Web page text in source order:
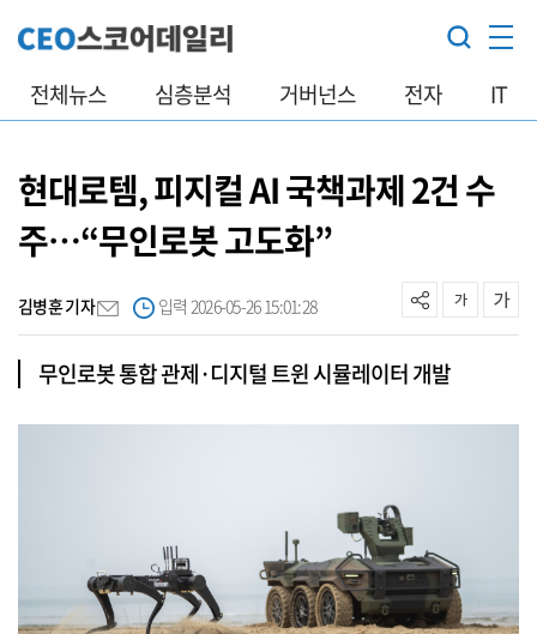
전체뉴스 심층분석 거버넌스 전자 IT
현대로템, 피지컬 AI 국책과제 2건 수
주…“무인로봇 고도화”
김병훈 기자 입력 2026-05-26 15:01:28
무인로봇 통합 관제·디지털 트윈 시뮬레이터 개발